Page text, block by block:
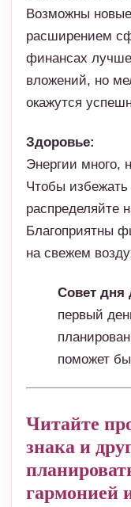
Возможны
расширением
финансах
вложений, но
окажутся
Здоровье:
Энергии много,
Чтобы избежать
распределяйте
Благоприятны
на свежем
Совет дня
первый
поможет
Читайте
знака и
гармонией